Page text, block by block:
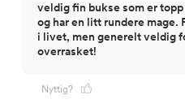
veldig fin bukse som er
og har en litt rundere
i livet, men generelt veldig
overrasket!
Nyttig?